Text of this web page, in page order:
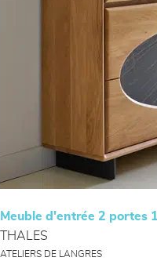
Meuble d'entrée 2 portes
THALES
ATELIERS DE LANGRES